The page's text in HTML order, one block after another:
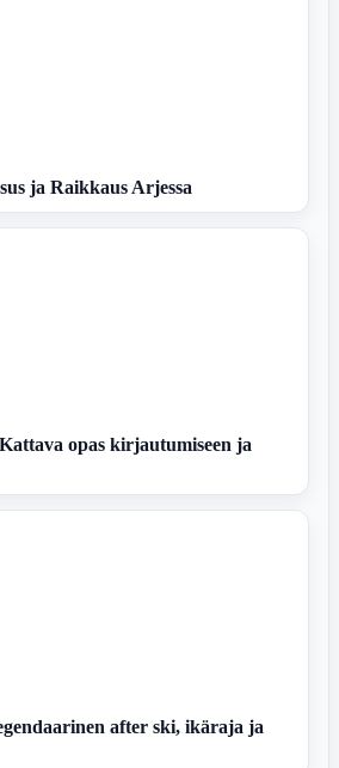
ja Raikkaus Arjessa
opas kirjautumiseen ja
after ski, ikäraja ja